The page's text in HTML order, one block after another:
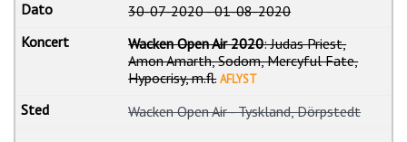
30-07-2020-01-08-2020
Wacken Open Air 2020: Judas Priest,
Amon Amarth, Sodom, Mercyful Fate,
Hypocrisy, m.fl. AFLYST
Wacken Open Air - Tyskland, Dörpstedt